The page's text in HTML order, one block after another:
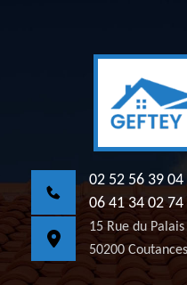
02 52 56 39 04
06 41 34 02 74
15 Rue du
50200 Coutances